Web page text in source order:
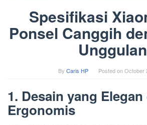
Spesifikasi
Ponsel Canggih
Unggulan
By Caris HP Posted onOctober
1. Desain yang Elegan
Ergonomis